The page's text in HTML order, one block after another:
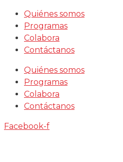
Saltar
contenido
Quiénes somos
Programas
Colabora
Contáctanos
Quiénes somos
Programas
Colabora
Contáctanos
Facebook-f